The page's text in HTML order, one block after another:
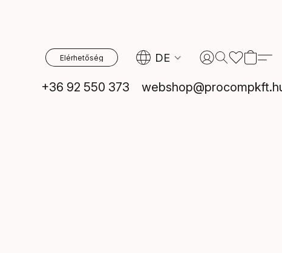
Elérhetőség DE
+36 92 550 373